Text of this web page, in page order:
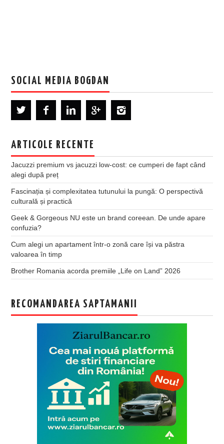
SOCIAL MEDIA BOGDAN
ARTICOLE RECENTE
Jacuzzi premium vs jacuzzi low-cost: ce cumperi de fapt când
alegi după preț
Fascinația și complexitatea tutunului la pungă: O perspectivă
culturală și practică
Geek & Gorgeous NU este un brand coreean. De unde apare
confuzia?
Cum alegi un apartament într-o zonă care își va păstra
valoarea în timp
Brother Romania acorda premiile „Life on Land” 2026
RECOMANDAREA SAPTAMANII